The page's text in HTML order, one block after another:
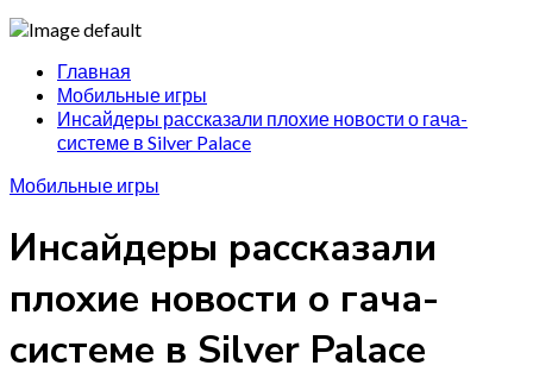
Главная
Мобильные игры
Инсайдеры рассказали плохие новости о гача-
системе в Silver Palace
Мобильные игры
Инсайдеры рассказали
плохие новости о гача-
системе в Silver Palace